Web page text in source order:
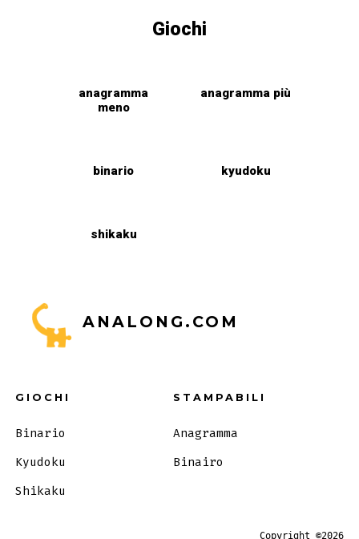
Giochi
anagramma
meno
anagramma più
binario kyudoku
shikaku
ANALONG.COM
GIOCHI
Binario
Kyudoku
Shikaku
STAMPABILI
Anagramma
Binairo